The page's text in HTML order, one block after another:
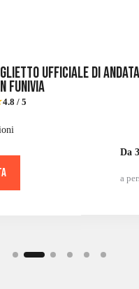
ufficiale di
funivia
4.8 / 5
Da
a